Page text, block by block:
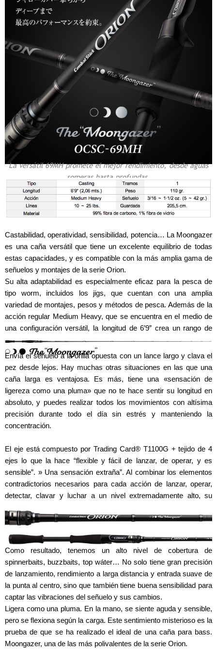
La versátil 69MH promete el mejor rendimiento, desde aguas
someras hasta profundas.
Castabilidad, operatividad, sensibilidad, potencia… La Moongazer
es una caña versátil que tiene un excelente equilibrio de todas
estas capacidades, y es compatible con la más amplia gama de
señuelos y montajes de la serie Orion.
Su alta adaptabilidad es especialmente eficaz para la pesca de
tipo worm, incluidos los jigs, que cuentan con una amplia
variedad de montajes, pesos y métodos de pesca. Además de la
acción regular Medium Heavy, que se encuentra en el medio de
una configuración versátil, la longitud de 6’9” crea un rango de
soporte aún más amplio.
Envía el señuelo a la orilla opuesta con un lance largo y clava el
pez desde lejos. Hay muchas otras situaciones en las que una
caña larga es ventajosa. Es más, tiene una «sensación de
ligereza como una pluma» que no te hace sentir su longitud en
absoluto, y puedes realizar todos los movimientos con altísima
precisión durante todo el día sin estrés y manteniendo la
concentración.
El eje está compuesto por Trading Card® T1100G + tejido de 4
ejes lo que la hace “flexible y fácil de lanzar, de operar, y es
sensible”. » Una sensación extraña”. Al combinar los elementos
contradictorios necesarios para cada acción de lanzar, operar,
detectar, clavar y luchar a un nivel extremadamente alto, su
Como resultado, tenemos un alto nivel de cobertura de
spinnerbaits, buzzbaits, top wáter… No solo tiene gran precisión
de lanzamiento, rendimiento a larga distancia y entrada suave de
la punta al centro, sino que también tiene buena sensibilidad para
captar las vibraciones del señuelo y sus cambios.
Ligera como una pluma. En la mano, se siente aguda y sensible,
pero se flexiona según la carga. Este sentimiento misterioso es la
prueba de que se ha realizado el ideal de una caña para bass.
Moongazer, una de las más polivalentes de la serie Orion.